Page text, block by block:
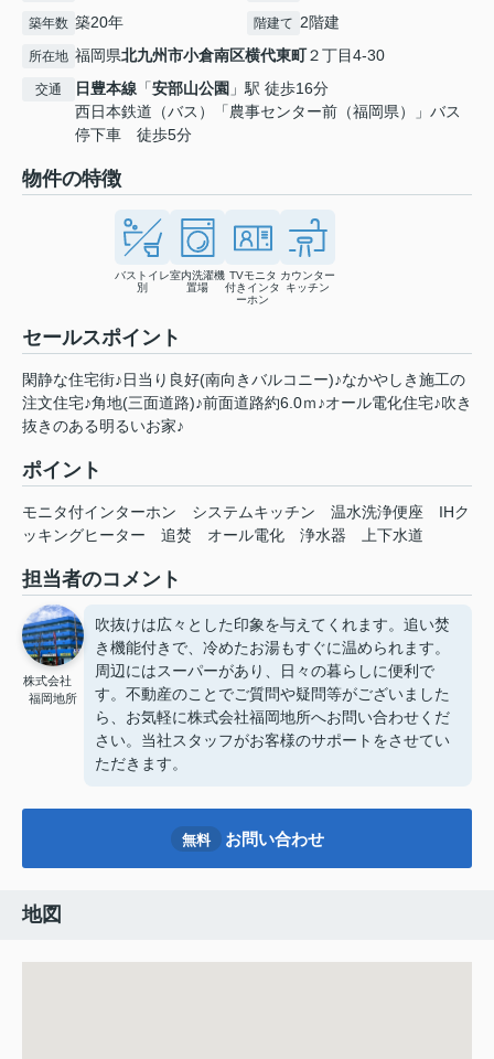
築年数 築20年 階建て 2階建
所在地 福岡県北九州市小倉南区横代東町２丁目4-30
交通 日豊本線 「安部山公園 」駅 徒歩16分
西日本鉄道（バス）「農事センター前（福岡県）」バス
停下車 徒歩5分
物件の特徴
バストイレ
別
室内洗濯機
置場
TVモニタ
付きインタ
ーホン
カウンター
キッチン
セールスポイント
閑静な住宅街♪日当り良好(南向きバルコニー)♪なかやしき施工の
注文住宅♪角地(三面道路)♪前面道路約6.0ｍ♪オール電化住宅♪吹き
抜きのある明るいお家♪
ポイント
モニタ付インターホン システムキッチン 温水洗浄便座
IHク
ッキングヒーター
追焚 オール電化 浄水器 上下水道
担当者のコメント
株式会社
福岡地所
吹抜けは広々とした印象を与えてくれます。追い焚
き機能付きで、冷めたお湯もすぐに温められます。
周辺にはスーパーがあり、日々の暮らしに便利で
す。不動産のことでご質問や疑問等がございました
ら、お気軽に株式会社福岡地所へお問い合わせくだ
さい。当社スタッフがお客様のサポートをさせてい
ただきます。
無料 お問い合わせ
地図